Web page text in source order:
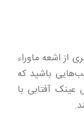
از اشعه ماوراء
باشید که
آفتابی با